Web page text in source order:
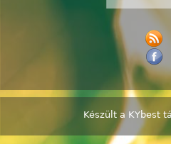
Készült a KYbest